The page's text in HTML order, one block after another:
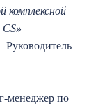
комплексной
Руководитель
менеджер по